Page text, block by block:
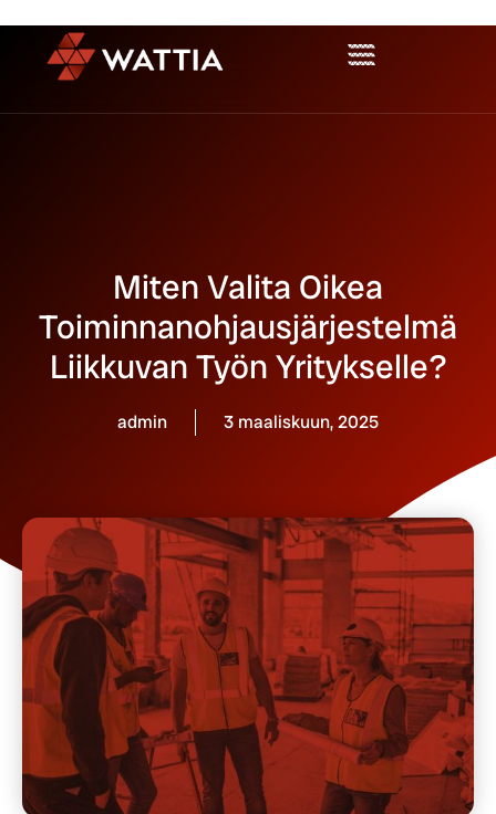
Miten Valita Oikea
Toiminnanohjausjärjestelmä
Liikkuvan Työn Yritykselle?
admin 3 maaliskuun, 2025